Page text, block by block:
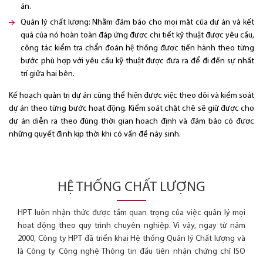
án.
Quản lý chất lượng: Nhằm đảm bảo cho mọi mặt của dự án và kết
quả của nó hoàn toàn đáp ứng được chi tiết kỹ thuật được yêu cầu,
công tác kiểm tra chẩn đoán hệ thống được tiến hành theo từng
bước phù hợp với yêu cầu kỹ thuật được đưa ra để đi đến sự nhất
trí giữa hai bên.
Kế hoạch quản trị dự án cũng thể hiện được việc theo dõi và kiểm soát
dự án theo từng bước hoạt động. Kiểm soát chặt chẽ sẽ giữ được cho
dự án diễn ra theo đúng thời gian hoạch định và đảm bảo có được
những quyết định kịp thời khi có vấn đề nảy sinh.
HỆ THỐNG CHẤT LƯỢNG
HPT luôn nhận thức được tầm quan trọng của việc quản lý mọi
hoạt động theo quy trình chuyên nghiệp. Vì vậy, ngay từ năm
2000, Công ty HPT đã triển khai Hệ thống Quản lý Chất lượng và
là Công ty Công nghệ Thông tin đầu tiên nhận chứng chỉ ISO